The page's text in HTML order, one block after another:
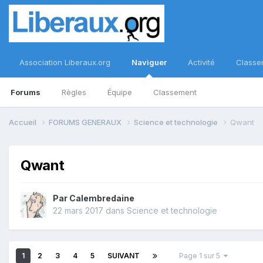
Association Liberaux.org Naviguer
Forums Règles Équipe Classement
Activité
Accueil FORUMS GENERAUX Science et technologie Qwant
Qwant
Par Calembredaine
22 mars 2017 dans Science et technologie
1 2 3 4 5 SUIVANT Page 1 sur 5